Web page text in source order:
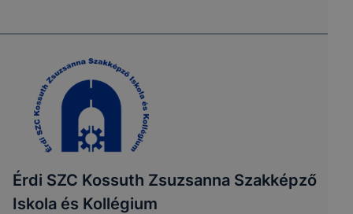
Érdi SZC Kossuth Zsuzsanna Szakképző
Iskola és Kollégium